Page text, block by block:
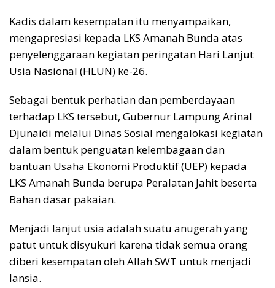
Kadis dalam kesempatan itu menyampaikan,
mengapresiasi kepada LKS Amanah Bunda atas
penyelenggaraan kegiatan peringatan Hari Lanjut
Usia Nasional (HLUN) ke-26.
Sebagai bentuk perhatian dan pemberdayaan
terhadap LKS tersebut, Gubernur Lampung Arinal
Djunaidi melalui Dinas Sosial mengalokasi kegiatan
dalam bentuk penguatan kelembagaan dan
bantuan Usaha Ekonomi Produktif (UEP) kepada
LKS Amanah Bunda berupa Peralatan Jahit beserta
Bahan dasar pakaian.
Menjadi lanjut usia adalah suatu anugerah yang
patut untuk disyukuri karena tidak semua orang
diberi kesempatan oleh Allah SWT untuk menjadi
lansia.